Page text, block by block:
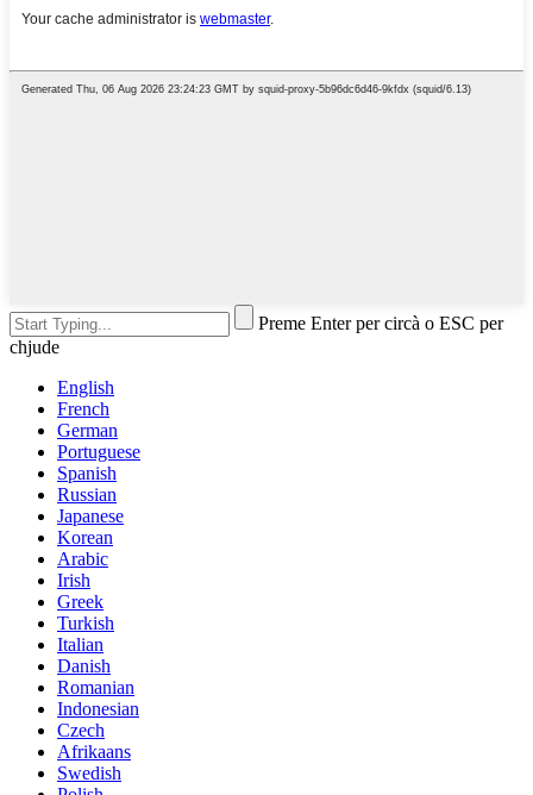
Preme Enter per circà o ESC per
chjude
English
French
German
Portuguese
Spanish
Russian
Japanese
Korean
Arabic
Irish
Greek
Turkish
Italian
Danish
Romanian
Indonesian
Czech
Afrikaans
Swedish